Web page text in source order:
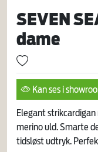
SEVEN
dame
Kan ses i
Elegant
merino uld. Smarte
tidsløst udtryk.